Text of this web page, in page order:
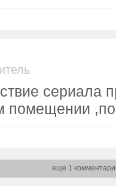
сериала
помещении ,по
еще 1